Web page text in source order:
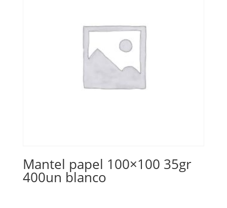
Mantel papel 100×100 35gr
400un blanco